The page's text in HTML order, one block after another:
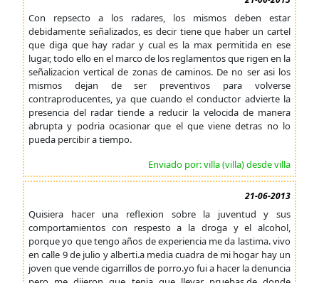
Con repsecto a los radares, los mismos deben estar
debidamente señalizados, es decir tiene que haber un cartel
que diga que hay radar y cual es la max permitida en ese
lugar, todo ello en el marco de los reglamentos que rigen en la
señalizacion vertical de zonas de caminos. De no ser asi los
mismos dejan de ser preventivos para volverse
contraproducentes, ya que cuando el conductor advierte la
presencia del radar tiende a reducir la velocida de manera
abrupta y podria ocasionar que el que viene detras no lo
pueda percibir a tiempo.
Enviado por: villa (villa) desde villa
21-06-2013
Quisiera hacer una reflexion sobre la juventud y sus
comportamientos con respesto a la droga y el alcohol,
porque yo que tengo años de experiencia me da lastima. vivo
en calle 9 de julio y alberti.a media cuadra de mi hogar hay un
joven que vende cigarrillos de porro.yo fui a hacer la denuncia